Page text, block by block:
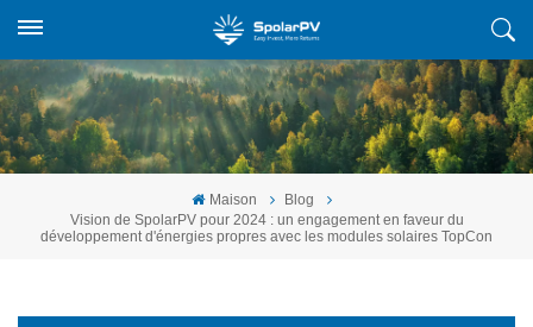
Maison
Blog
Vision de SpolarPV pour 2024 : un engagement en faveur du
développement d'énergies propres avec les modules solaires TopCon